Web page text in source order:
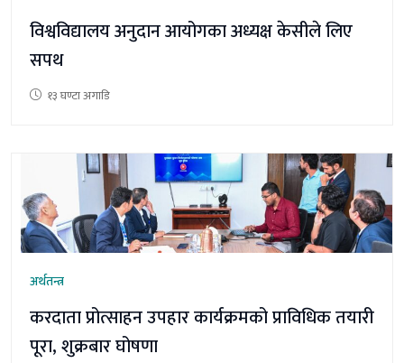
विश्वविद्यालय अनुदान आयोगका अध्यक्ष केसीले लिए
सपथ
१३ घण्टा अगाडि
अर्थतन्त्र
करदाता प्रोत्साहन उपहार कार्यक्रमको प्राविधिक तयारी
पूरा, शुक्रबार घोषणा